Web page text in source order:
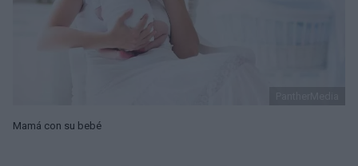
Mamá con su bebé